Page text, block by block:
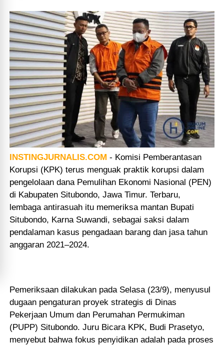
INSTINGJURNALIS.COM - Komisi Pemberantasan
Korupsi (KPK) terus menguak praktik korupsi dalam
pengelolaan dana Pemulihan Ekonomi Nasional (PEN)
di Kabupaten Situbondo, Jawa Timur. Terbaru,
lembaga antirasuah itu memeriksa mantan Bupati
Situbondo, Karna Suwandi, sebagai saksi dalam
pendalaman kasus pengadaan barang dan jasa tahun
anggaran 2021–2024.
Pemeriksaan dilakukan pada Selasa (23/9), menyusul
dugaan pengaturan proyek strategis di Dinas
Pekerjaan Umum dan Perumahan Permukiman
(PUPP) Situbondo. Juru Bicara KPK, Budi Prasetyo,
menyebut bahwa fokus penyidikan adalah pada proses